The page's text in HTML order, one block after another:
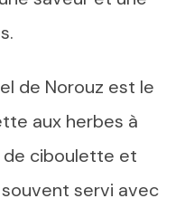
de Norouz est le
aux herbes à
de ciboulette et
souvent servi avec